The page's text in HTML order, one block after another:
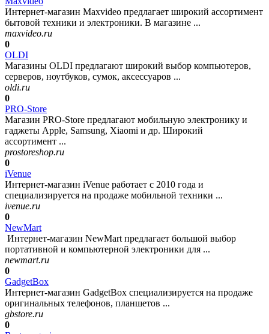
Интернет-магазин Maxvideo предлагает широкий ассортимент
бытовой техники и электроники. В магазине ...
maxvideo.ru
0
OLDI
Магазины OLDI предлагают широкий выбор компьютеров,
серверов, ноутбуков, сумок, аксессуаров ...
oldi.ru
0
PRO-Store
Магазин PRO-Store предлагают мобильную электронику и
гаджеты Apple, Samsung, Xiaomi и др. Широкий
ассортимент ...
prostoreshop.ru
0
iVenue
Интернет-магазин iVenue работает с 2010 года и
специализируется на продаже мобильной техники ...
ivenue.ru
0
NewMart
Интернет-магазин NewMart предлагает большой выбор
портативной и компьютерной электроники для ...
newmart.ru
0
GadgetBox
Интернет-магазин GadgetBox специализируется на продаже
оригинальных телефонов, планшетов ...
gbstore.ru
0